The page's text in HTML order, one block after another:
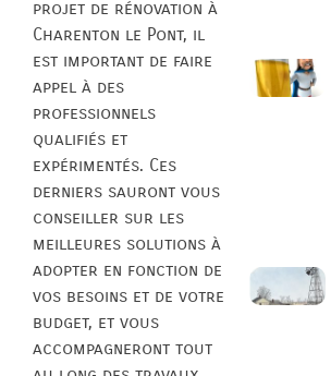
projet de rénovation à
Charenton le Pont, il
est important de faire
appel à des
professionnels
qualifiés et
expérimentés. Ces
derniers sauront vous
conseiller sur les
meilleures solutions à
adopter en fonction de
vos besoins et de votre
budget, et vous
accompagneront tout